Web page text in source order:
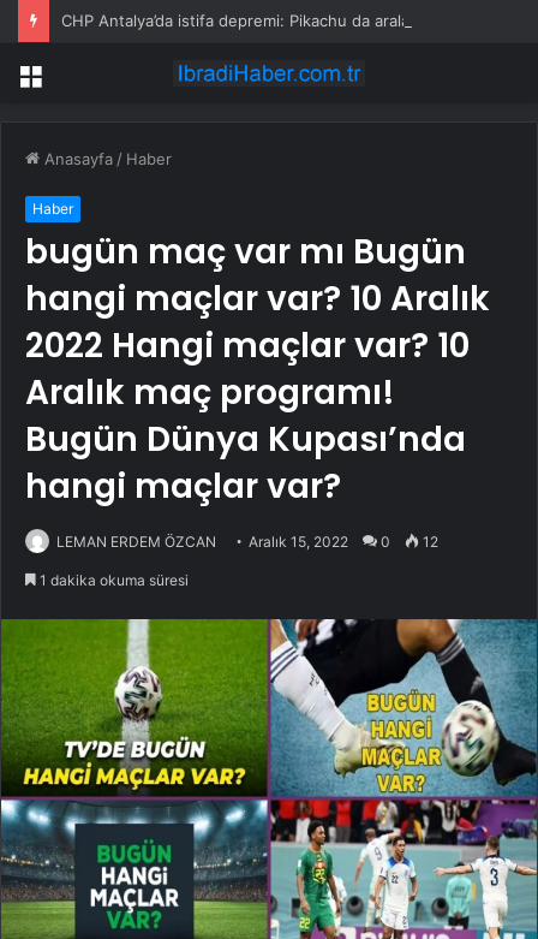
CHP Antalya’da istifa depremi: Pikachu da aralarındaydı
Menü
Anasayfa / Haber
Haber
bugün maç var mı Bugün
hangi maçlar var? 10 Aralık
2022 Hangi maçlar var? 10
Aralık maç programı!
Bugün Dünya Kupası’nda
hangi maçlar var?
LEMAN ERDEM ÖZCAN Aralık 15, 2022 0 12
1 dakika okuma süresi